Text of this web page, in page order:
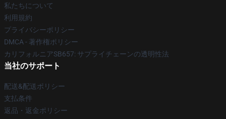
私たちについて
利用規約
プライバシーポリシー
DMCA - 著作権ポリシー
カリフォルニアSB657: サプライチェーンの透明性法
当社のサポート
配送&配送ポリシー
支払条件
返品・返金ポリシー